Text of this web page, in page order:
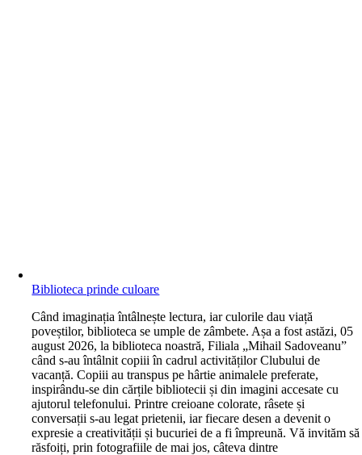
Biblioteca prinde culoare
Când imaginația întâlnește lectura, iar culorile dau viață
poveștilor, biblioteca se umple de zâmbete. Așa a fost astăzi, 05
august 2026, la biblioteca noastră, Filiala „Mihail Sadoveanu”
când s-au întâlnit copiii în cadrul activităților Clubului de
vacanță. Copiii au transpus pe hârtie animalele preferate,
inspirându-se din cărțile bibliotecii și din imagini accesate cu
ajutorul telefonului. Printre creioane colorate, râsete și
conversații s-au legat prietenii, iar fiecare desen a devenit o
expresie a creativității și bucuriei de a fi împreună. Vă invităm să
răsfoiți, prin fotografiile de mai jos, câteva dintre